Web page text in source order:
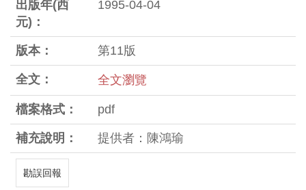
出版年(西
元)：
1995-04-04
版本： 第11版
全文： 全文瀏覽
檔案格式： pdf
補充說明： 提供者：陳鴻瑜
勘誤回報